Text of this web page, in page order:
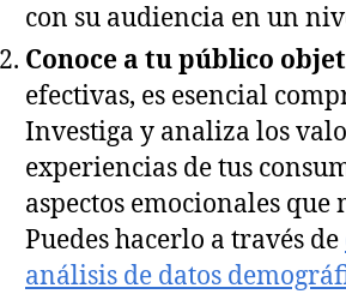
con su audiencia en un
Conoce a tu público
efectivas, es esencial
Investiga y analiza los
experiencias de tus
aspectos emocionales que
Puedes hacerlo a través de
análisis de datos